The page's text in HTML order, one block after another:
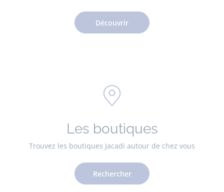
Découvrir
Les boutiques
Trouvez les boutiques Jacadi autour de chez vous
Rechercher